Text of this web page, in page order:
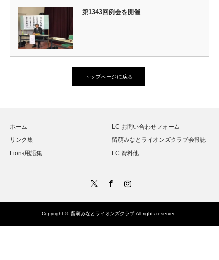
第1343回例会を開催
トップページに戻る
ホーム
LC お問い合わせフォーム
リンク集
留萌みなとライオンズクラブ会報誌
Lions用語集
LC 資料他
Instagram
Copyright © 留萌みなとライオンズクラブ All rights reserved.